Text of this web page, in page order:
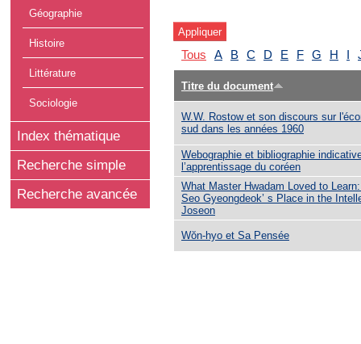
Géographie
Histoire
Littérature
Sociologie
Index thématique
Recherche simple
Recherche avancée
Tous A B C D E F G H I
Titre du document
W.W. Rostow et son discours sur
sud dans les années 1960
Webographie et bibliographie
l’apprentissage du coréen
What Master Hwadam Loved to
Seo Gyeongdeok’ s Place in the
Joseon
Wŏn-hyo et Sa Pensée